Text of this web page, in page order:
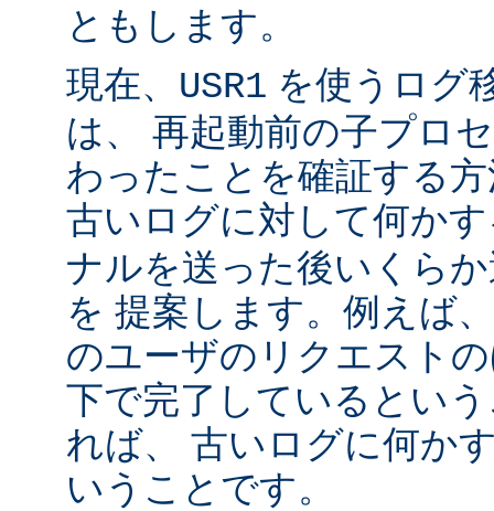
ともします。
現在、 USR1 を使うログ
は、 再起動前の子プロ
わったことを確証する
古いログに対して何か
ナルを送った後いくら
を 提案します。例えば
のユーザのリクエスト
下で完了しているとい
れば、 古いログに何か
いうことです。